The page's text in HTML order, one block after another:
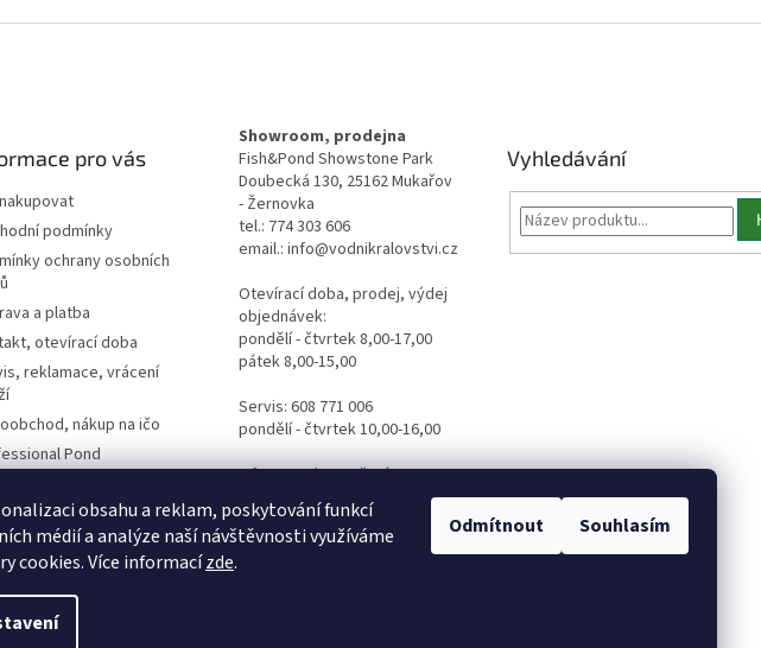
obsahu a reklam, poskytování funkcí
médií a analýze naší návštěvnosti využíváme
cookies. Více informacízde.
Odmítnout Souhlasím
na nový
jsme tu
pro vás
podmínky
ochrany osobních
a platba
otevírací doba
reklamace, vrácení
nákup na ičo
Pond
a odpovědi
formulář
Showroom, prodejna
Fish&Pond Showstone Park
Doubecká 130, 25162 Mukařov
- Žernovka
tel.: 774 303 606
email.: info@vodnikralovstvi.cz
Otevírací doba, prodej, výdej
objednávek:
pondělí - čtvrtek 8,00-17,00
pátek 8,00-15,00
Servis: 608 771 006
pondělí - čtvrtek 10,00-16,00
Informace ke stažení
Vyhledávání